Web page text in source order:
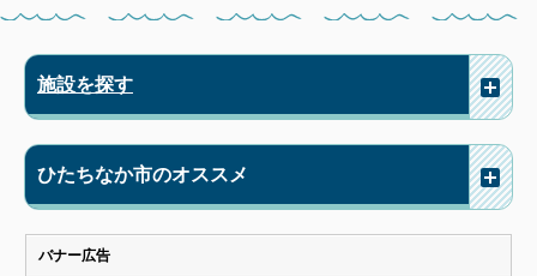
施設を探す
ひたちなか市のオススメ
バナー広告